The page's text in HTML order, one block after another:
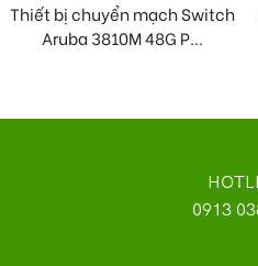
Thiết bị chuyển mạch Switch
Aruba 3810M 48G P...
0913